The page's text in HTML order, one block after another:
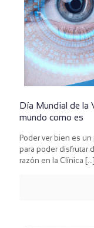
Día Mundial de la
mundo como es
Poder ver bien es
para poder disfrutar
razón en la Clínica […]